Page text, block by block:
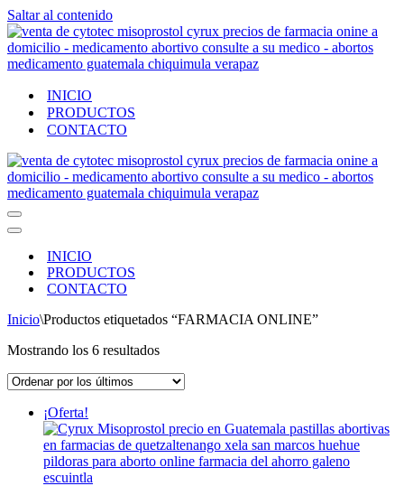
Saltar al contenido
INICIO
PRODUCTOS
CONTACTO
Menú
de
Menú
navegación
INICIO
PRODUCTOS
CONTACTO
Inicio\Productos etiquetados “FARMACIA ONLINE”
Mostrando los 6 resultadosOrdenado
los
¡Oferta!